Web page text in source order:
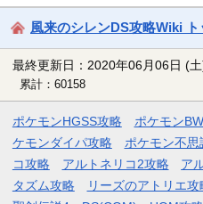
風来のシレンDS攻略Wiki
最終更新日：2020年06月06日 (
累計：60158
ポケモンHGSS攻略 ポケモン
ケモンダイパ攻略
ポケモン不
コ攻略
アルトネリコ2攻略 ア
タズム攻略
リーズのアトリエ攻